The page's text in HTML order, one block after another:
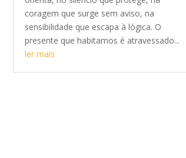
coragem que surge sem aviso, na
sensibilidade que escapa à lógica. O
presente que habitamos é atravessado...
ler mais